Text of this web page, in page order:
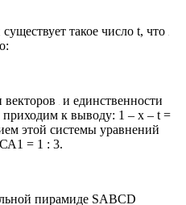
такое число t, что
векторов и единственности
приходим к выводу: 1 – х – t =
этой системы уравнений
= 1 : 3.
пирамиде SABCD